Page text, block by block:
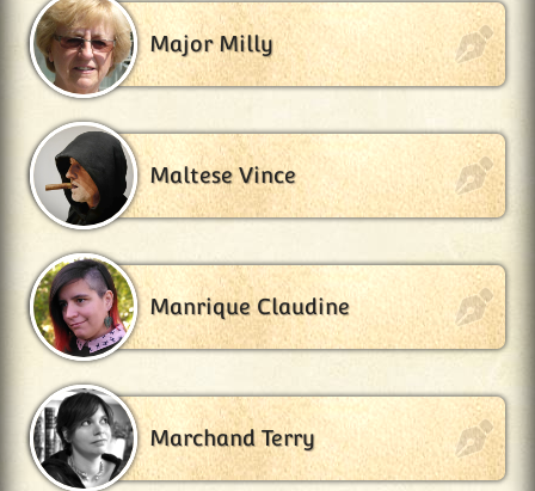
Major Milly
Maltese Vince
Manrique Claudine
Marchand Terry